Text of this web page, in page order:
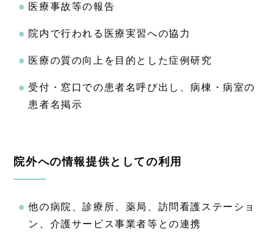
医療事故等の報告
院内で行われる医療実習への協力
医療の質の向上を目的とした症例研究
受付・窓口での患者名呼び出し、病棟・病室の
患者名掲示
院外への情報提供としての利用
他の病院、診療所、薬局、訪問看護ステーショ
ン、介護サービス事業者等との連携